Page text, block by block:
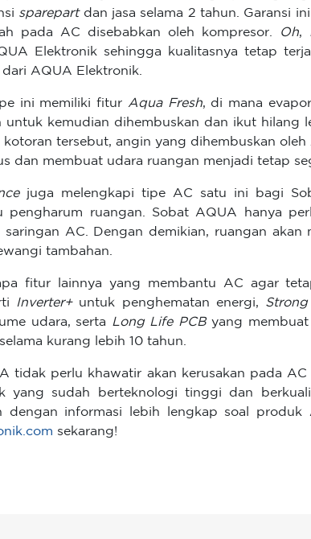
sparepart dan jasa selama 2 tahun. Garansi
pada AC disebabkan oleh kompresor.
Oh,
Elektronik sehingga kualitasnya tetap
AQUA Elektronik.
ini memiliki fitur Aqua Fresh, di mana
kemudian dihembuskan dan ikut hilang
kotoran tersebut, angin yang dihembuskan
dan membuat udara ruangan menjadi tetap
juga melengkapi tipe AC satu ini bagi
pengharum ruangan. Sobat AQUA hanya
AC. Dengan demikian, ruangan akan
tambahan.
fitur lainnya yang membantu AC agar
Inverter+ untuk penghematan energi,
udara, serta
Long Life PCByang
kurang lebih 10 tahun.
tidak perlu khawatir akan kerusakan pada
yang sudah berteknologi tinggi dan
dengan informasi lebih lengkap soal
sekarang!